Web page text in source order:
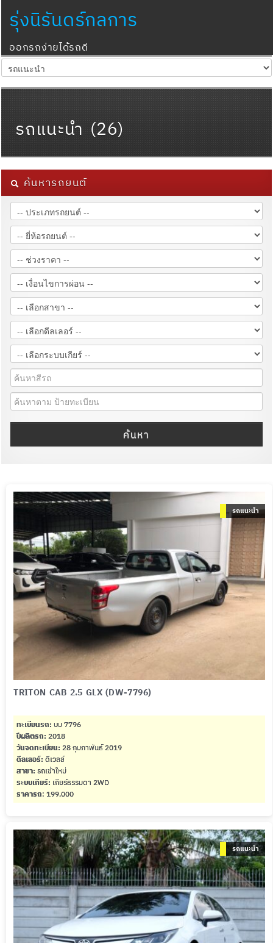
รุ่งนิรันดร์กลการ
ออกรถง่ายได้รถดี
รถแนะนำ (26)
ค้นหารถยนต์
ค้นหา
รถแนะนำ
TRITON CAB 2.5 GLX (DW-7796)
ทะเบียนรถ: บม 7796
ปีผลิตรถ: 2018
วันจดทะเบียน: 28 กุมภาพันธ์ 2019
ดีลเลอร์: ดีเวลล์
สาขา: รถเข้าใหม่
ระบบเกียร์: เกียร์ธรรมดา 2WD
ราคารถ: 199,000
รถแนะนำ